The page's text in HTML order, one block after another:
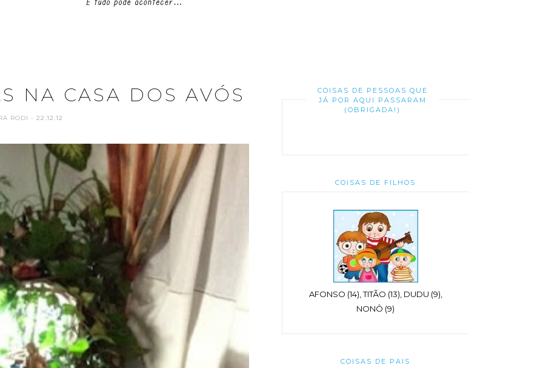
NA CASA DOS AVÓS
RODI - 22.12.12
COISAS DE PESSOAS QUE
JÁ POR AQUI PASSARAM
(OBRIGADA!)
COISAS DE FILHOS
AFONSO (14), TITÃO (13), DUDU (9),
NONÔ (9)
COISAS DE PAIS